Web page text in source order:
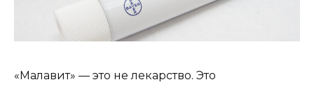
«Малавит» — это не лекарство. Это